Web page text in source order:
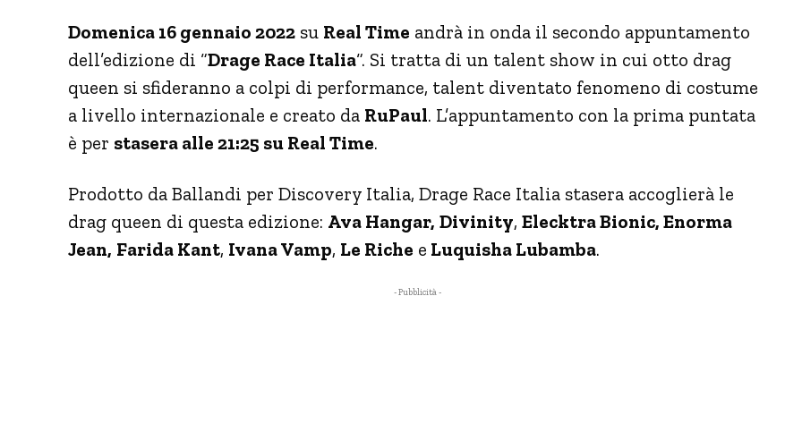
Domenica 16 gennaio 2022 su Real Time andrà in onda il secondo appuntamento
dell’edizione di “Drage Race Italia“. Si tratta di un talent show in cui otto drag
queen si sfideranno a colpi di performance, talent diventato fenomeno di costume
a livello internazionale e creato da RuPaul. L’appuntamento con la prima puntata
è per stasera alle 21:25 su Real Time.
Prodotto da Ballandi per Discovery Italia, Drage Race Italia stasera accoglierà le
drag queen di questa edizione: Ava Hangar, Divinity, Elecktra Bionic, Enorma
Jean, Farida Kant, Ivana Vamp, Le Riche e Luquisha Lubamba.
- Pubblicità -